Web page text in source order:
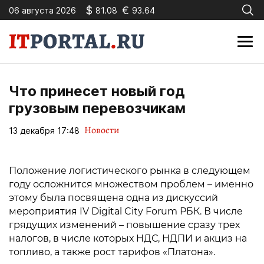
06 августа 2026 $ 81.08 € 93.64
Что принесет новый год
грузовым перевозчикам
13 декабря 17:48 Новости
Положение логистического рынка в следующем
году осложнится множеством проблем – именно
этому была посвящена одна из дискуссий
мероприятия IV Digital City Forum РБК. В числе
грядущих изменений – повышение сразу трех
налогов, в числе которых НДС, НДПИ и акциз на
топливо, а также рост тарифов «Платона».